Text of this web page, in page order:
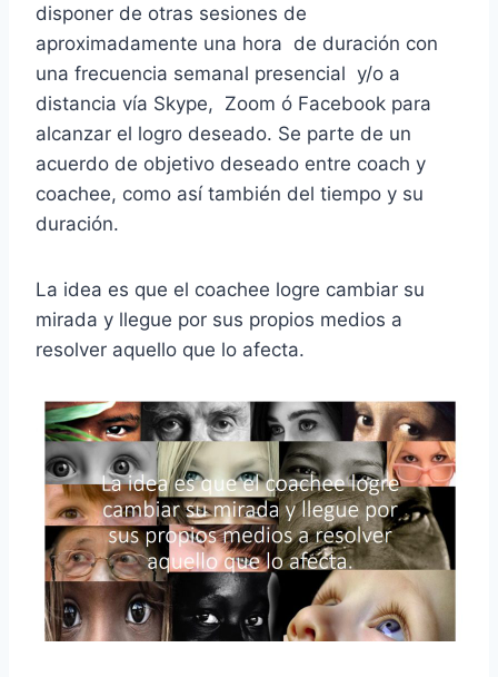
disponer de otras sesiones de
aproximadamente una hora de duración con
una frecuencia semanal presencial y/o a
distancia vía Skype, Zoom ó Facebook para
alcanzar el logro deseado. Se parte de un
acuerdo de objetivo deseado entre coach y
coachee, como así también del tiempo y su
duración.
La idea es que el coachee logre cambiar su
mirada y llegue por sus propios medios a
resolver aquello que lo afecta.